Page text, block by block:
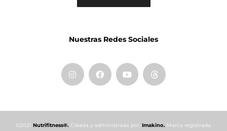
Nuestras Redes Sociales
©2021 Nutrifitness®.Creada y administrada por: Imakino.Marca registrada.